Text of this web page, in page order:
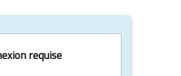
requise